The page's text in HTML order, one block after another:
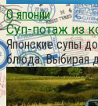
О японии
Суп-потаж из
Японские супы
блюда. Выбирая